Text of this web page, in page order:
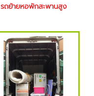
รถย้ายหอพักสะพานสูง